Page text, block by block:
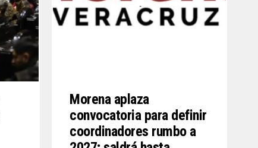
Morena aplaza
convocatoria para definir
coordinadores rumbo a